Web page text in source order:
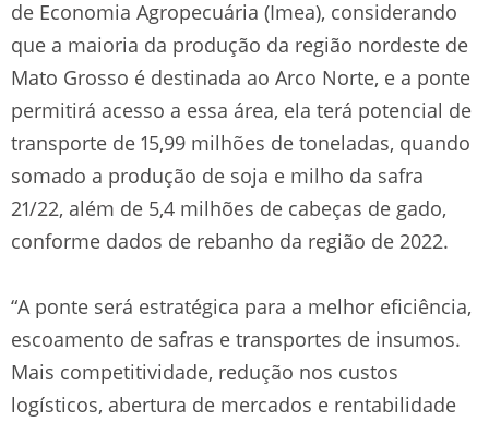
de Economia Agropecuária (Imea), considerando
que a maioria da produção da região nordeste de
Mato Grosso é destinada ao Arco Norte, e a ponte
permitirá acesso a essa área, ela terá potencial de
transporte de 15,99 milhões de toneladas, quando
somado a produção de soja e milho da safra
21/22, além de 5,4 milhões de cabeças de gado,
conforme dados de rebanho da região de 2022.
“A ponte será estratégica para a melhor eficiência,
escoamento de safras e transportes de insumos.
Mais competitividade, redução nos custos
logísticos, abertura de mercados e rentabilidade